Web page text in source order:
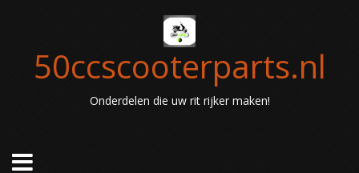
50ccscooterparts.nl
Onderdelen die uw rit rijker maken!